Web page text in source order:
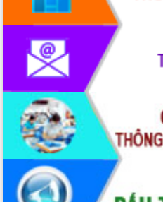
Sôi nổi Hội đua ngựa truyền thống Gò
Thì Thùng mừng Xuân Bính Ngọ 2026
Lãnh đạo tỉnh dâng hương tưởng niệm
tại Đập Đồng Cam đầu Xuân Bính Ngọ
Ngành nông nghiệp phấn đấu tăng
trưởng đạt 5,86% trong năm 2026
UBND tỉnh Đắk Lắk triển khai công tác
quốc phòng, quân sự địa phương năm
2026
Đắk Lắk tập trung toàn lực khắc phục
tồn tại IUU, sẵn sàng làm việc với
Đoàn thanh tra EC